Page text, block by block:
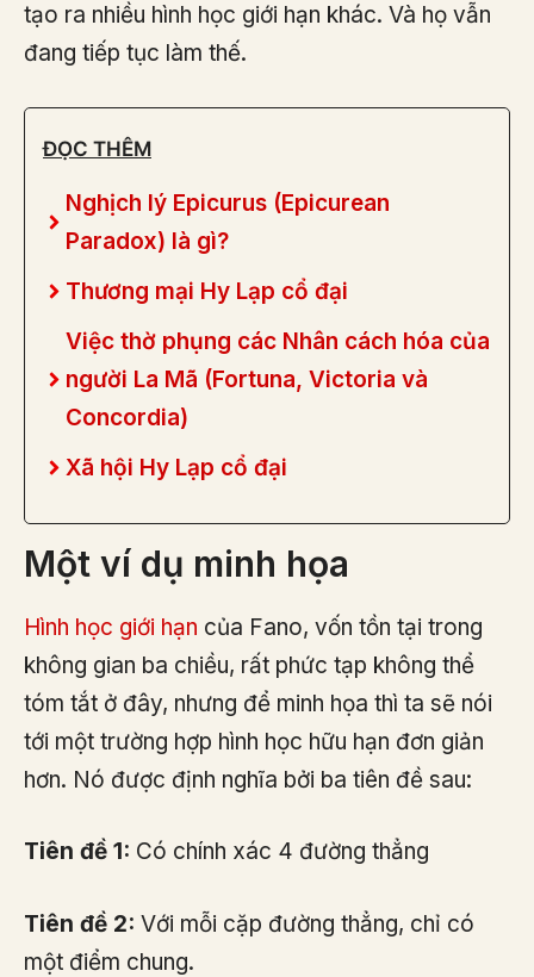
tạo ra nhiều hình học giới hạn khác. Và họ vẫn
đang tiếp tục làm thế.
ĐỌC THÊM
Nghịch lý Epicurus (Epicurean
Paradox) là gì?
Thương mại Hy Lạp cổ đại
Việc thờ phụng các Nhân cách hóa của
người La Mã (Fortuna, Victoria và
Concordia)
Xã hội Hy Lạp cổ đại
Một ví dụ minh họa
Hình học giới hạn của Fano, vốn tồn tại trong
không gian ba chiều, rất phức tạp không thể
tóm tắt ở đây, nhưng để minh họa thì ta sẽ nói
tới một trường hợp hình học hữu hạn đơn giản
hơn. Nó được định nghĩa bởi ba tiên đề sau:
Tiên đề 1: Có chính xác 4 đường thẳng
Tiên đề 2: Với mỗi cặp đường thẳng, chỉ có
một điểm chung.